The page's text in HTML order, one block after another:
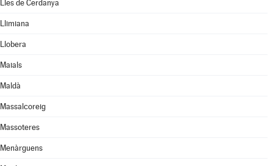
Lles de Cerdanya
Llimiana
Llobera
Maials
Maldà
Massalcoreig
Massoteres
Menàrguens